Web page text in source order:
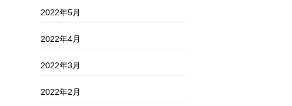
2022年5月
2022年4月
2022年3月
2022年2月